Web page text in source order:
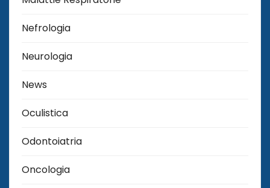
Nefrologia
Neurologia
News
Oculistica
Odontoiatria
Oncologia